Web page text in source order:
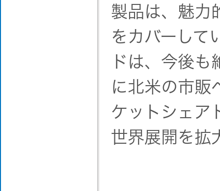
製品は、魅力
をカバーして
ドは、今後
に北米の市販
ケットシェア
世界展開を拡